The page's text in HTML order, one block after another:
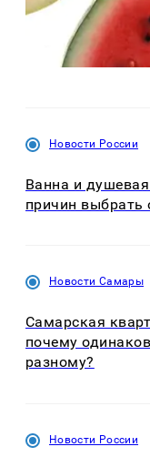
Новости России
Ванна и
причин
Новости Самары
Самарская
почему
разному?
Новости России